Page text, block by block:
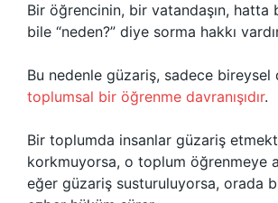
Bir öğrencinin, bir vatandaşın, hatta
bile “neden?” diye sorma hakkı
Bu nedenle güzariş, sadece bireysel
toplumsal bir öğrenme davranışıdır.
Bir toplumda insanlar güzariş
korkmuyorsa, o toplum öğrenmeye
eğer güzariş susturuluyorsa, orada